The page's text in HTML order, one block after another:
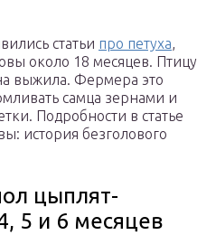
статьи про петуха,
около 18 месяцев. Птицу
выжила. Фермера это
самца зернами и
Подробности в статье
история безголового
цыплят-
5 и 6 месяцев